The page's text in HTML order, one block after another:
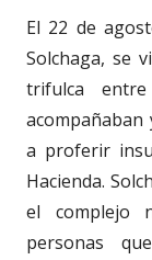
El 22 de
Solchaga, se
trifulca
acompañaban
a proferir
Hacienda.
el complejo
personas